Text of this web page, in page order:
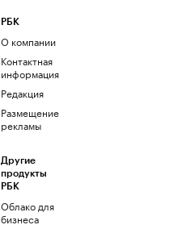
РБК
О компании
Контактная
информация
Редакция
Размещение
рекламы
Другие
продукты
РБК
Облако для
бизнеса